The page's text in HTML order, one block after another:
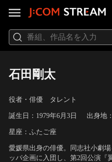
石田剛太
役者・俳優 タレント
誕生日：1979年6月3日 出身地
星座：ふたご座
愛媛県出身の俳優。同志社小劇
ッパ企画に入団し、第2回公演『